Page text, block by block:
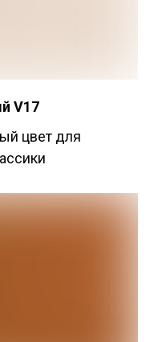
V17
цвет для